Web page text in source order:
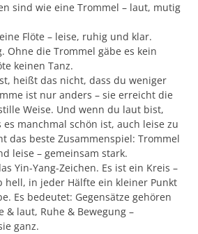
sind wie eine Trommel – laut, mutig
Flöte – leise, ruhig und klar.
Ohne die Trommel gäbe es kein
keinen Tanz.
heißt das nicht, dass du weniger
ist nur anders – sie erreicht die
Weise. Und wenn du laut bist,
manchmal schön ist, auch leise zu
das beste Zusammenspiel: Trommel
leise – gemeinsam stark.
Yin-Yang-Zeichen. Es ist ein Kreis –
hell, in jeder Hälfte ein kleiner Punkt
Es bedeutet: Gegensätze gehören
& laut, Ruhe & Bewegung –
ganz.